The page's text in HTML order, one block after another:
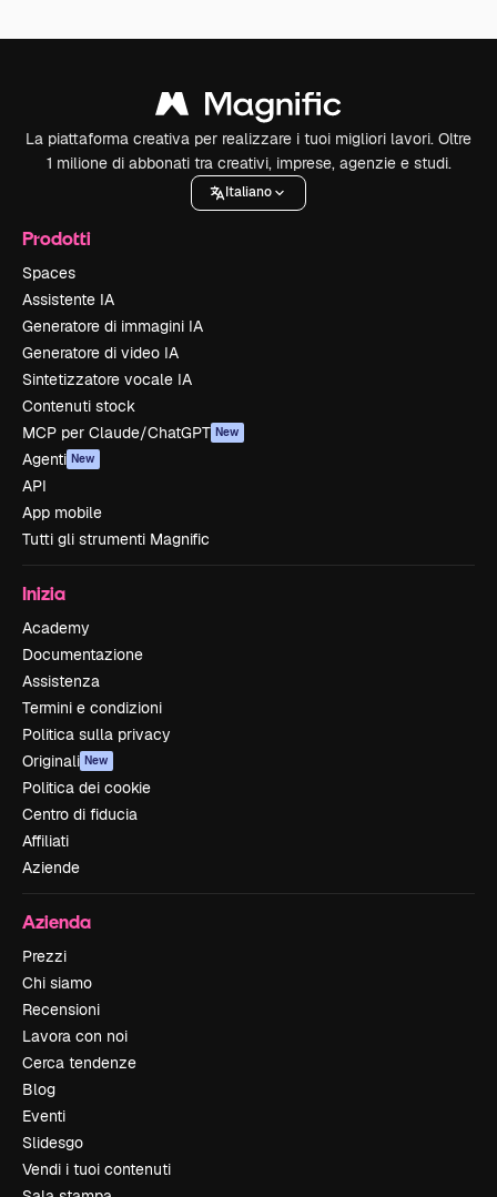
La piattaforma creativa per realizzare i tuoi migliori lavori. Oltre
1 milione di abbonati tra creativi, imprese, agenzie e studi.
Italiano
Prodotti
Spaces
Assistente IA
Generatore di immagini IA
Generatore di video IA
Sintetizzatore vocale IA
Contenuti stock
MCP per Claude/ChatGPT New
Agenti New
API
App mobile
Tutti gli strumenti Magnific
Inizia
Academy
Documentazione
Assistenza
Termini e condizioni
Politica sulla privacy
Originali New
Politica dei cookie
Centro di fiducia
Affiliati
Aziende
Azienda
Prezzi
Chi siamo
Recensioni
Lavora con noi
Cerca tendenze
Blog
Eventi
Slidesgo
Vendi i tuoi contenuti